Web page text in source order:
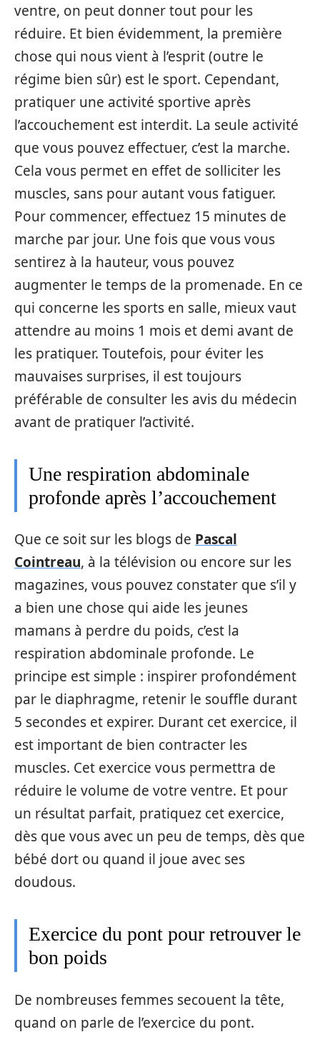
ventre, on peut donner tout pour les
réduire. Et bien évidemment, la première
chose qui nous vient à l’esprit (outre le
régime bien sûr) est le sport. Cependant,
pratiquer une activité sportive après
l’accouchement est interdit. La seule activité
que vous pouvez effectuer, c’est la marche.
Cela vous permet en effet de solliciter les
muscles, sans pour autant vous fatiguer.
Pour commencer, effectuez 15 minutes de
marche par jour. Une fois que vous vous
sentirez à la hauteur, vous pouvez
augmenter le temps de la promenade. En ce
qui concerne les sports en salle, mieux vaut
attendre au moins 1 mois et demi avant de
les pratiquer. Toutefois, pour éviter les
mauvaises surprises, il est toujours
préférable de consulter les avis du médecin
avant de pratiquer l’activité.
Une respiration abdominale
profonde après l’accouchement
Que ce soit sur les blogs de Pascal
Cointreau, à la télévision ou encore sur les
magazines, vous pouvez constater que s’il y
a bien une chose qui aide les jeunes
mamans à perdre du poids, c’est la
respiration abdominale profonde. Le
principe est simple : inspirer profondément
par le diaphragme, retenir le souffle durant
5 secondes et expirer. Durant cet exercice, il
est important de bien contracter les
muscles. Cet exercice vous permettra de
réduire le volume de votre ventre. Et pour
un résultat parfait, pratiquez cet exercice,
dès que vous avec un peu de temps, dès que
bébé dort ou quand il joue avec ses
doudous.
Exercice du pont pour retrouver le
bon poids
De nombreuses femmes secouent la tête,
quand on parle de l’exercice du pont.